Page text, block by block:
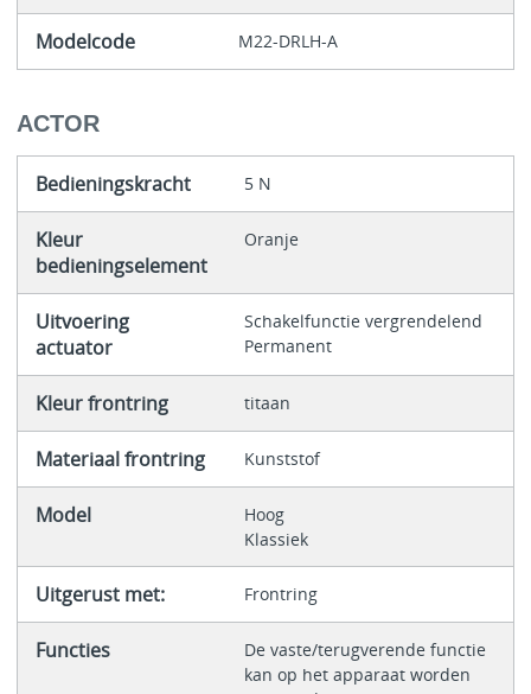
Modelcode M22-DRLH-A
ACTOR
Bedieningskracht 5 N
Kleur
bedieningselement
Oranje
Uitvoering
actuator
Schakelfunctie vergrendelend
Permanent
Kleur frontring titaan
Materiaal frontring Kunststof
Model
Hoog
Klassiek
Uitgerust met: Frontring
Functies
De vaste/terugverende functie
kan op het apparaat worden